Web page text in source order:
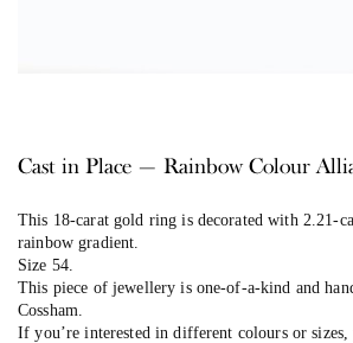
Cast in Place — Rainbow Colour
This 18-carat gold ring is decorated with 2.21-
rainbow gradient.
Size 54.
This piece of jewellery is one-of-a-kind and
Cossham.
If you’re interested in different colours or sizes,